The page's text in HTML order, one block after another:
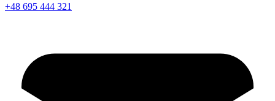
+48 695 444 321